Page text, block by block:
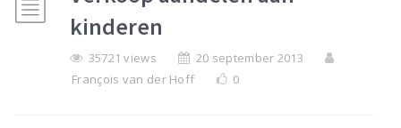
kinderen
35721 views
20 september 2013
François van der Hoff
0